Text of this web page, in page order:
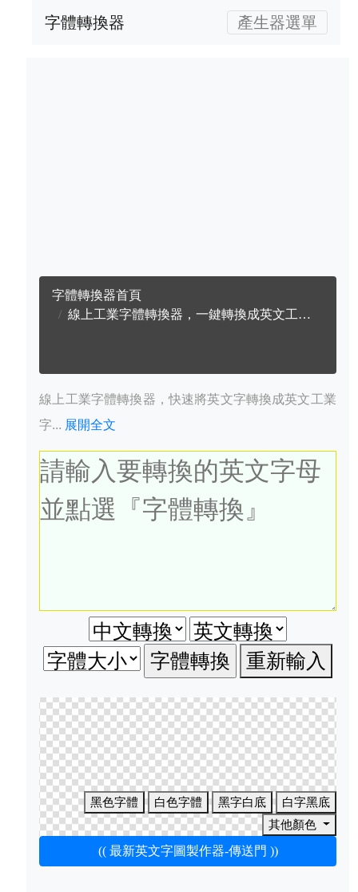
字體轉換器 產生器選單
字體轉換器首頁
線上工業字體轉換器，一鍵轉換成英文工業字體
線上工業字體轉換器，快速將英文字轉換成英文工業
字... 展開全文
重新輸入
黑色字體 白色字體 黑字白底
白字黑底
其他顏色
(( 最新英文字圖製作器-傳送門 ))